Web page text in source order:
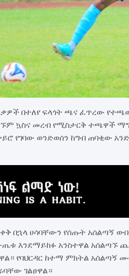
በተለየ ፍላጎት ጫና ፈጥረው
ኳስና መረብ የሚስታርቅ ተጫዋች
የገባው ወንድወሰን ከግብ ጠባቂው
በኋላ ሀሳባቸውን የሰጡት አሰልጣኝ
እንደማይከፉ አንስተዋል
የባህርዳር ከተማ ምክትል
ገልፀዋል።